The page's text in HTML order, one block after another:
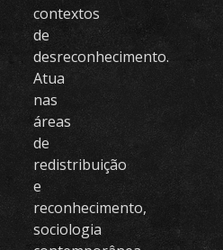
contextos
de
desreconhecimento.
Atua
nas
áreas
de
redistribuição
e
reconhecimento,
sociologia